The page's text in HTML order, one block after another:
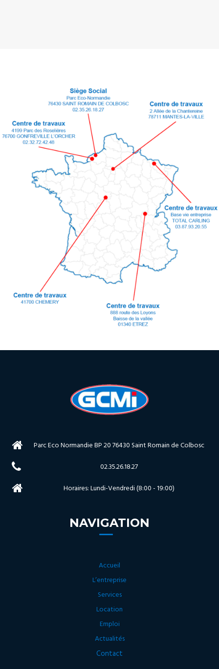
Parc Eco Normandie BP 20 76430 Saint Romain de Colbosc
02.35.26.18.27
Horaires: Lundi-Vendredi (8:00 - 19:00)
NAVIGATION
Accueil
L’entreprise
Services
Location
Emploi
Actualités
Contact